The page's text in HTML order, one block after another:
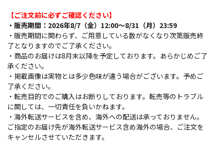
【ご注文前に必ずご確認ください】
・販売期間：2026年8/7（金）12:00～8/31（月）23:59
・販売期間に関わらず、ご用意している数がなくなり次第販売終
了となりますのでご了承ください。
・商品のお届けは8月末以降を予定しております。あらかじめご了
承ください。
・掲載画像は実物とは多少色味が違う場合がございます。予めご
了承ください。
・転売目的でのご購入はお断りしております。転売等のトラブル
に関しては、一切責任を負いかねます。
・海外転送サービスを含め、海外への配送は承っておりません。
ご指定のお届け先が海外転送サービス含め海外の場合、ご注文を
キャンセルさせていただきます。